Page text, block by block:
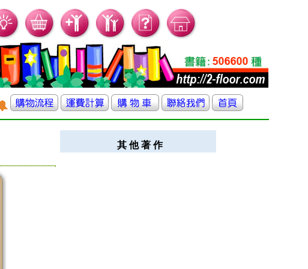
其 他 著 作